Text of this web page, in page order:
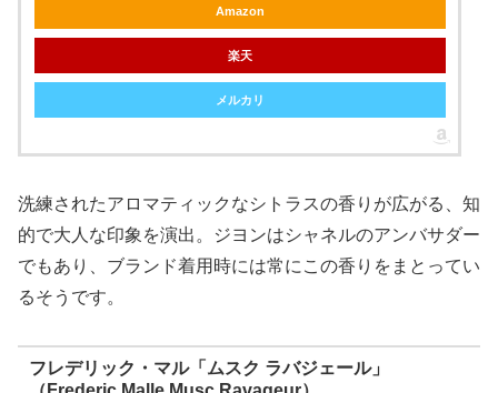
Amazon
楽天
メルカリ
洗練されたアロマティックなシトラスの香りが広がる、知
的で大人な印象を演出。ジヨンはシャネルのアンバサダー
でもあり、ブランド着用時には常にこの香りをまとってい
るそうです。
フレデリック・マル「ムスク ラバジェール」